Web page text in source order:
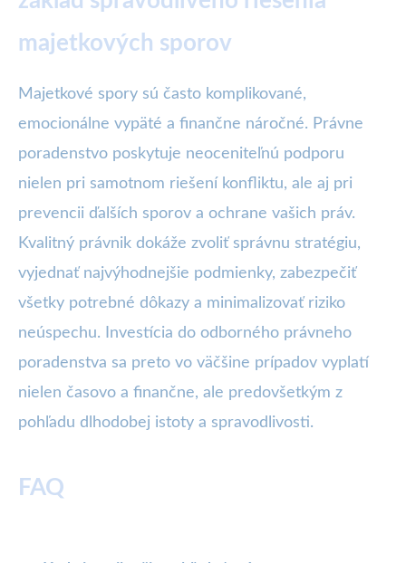
majetkových sporov
Majetkové spory sú často komplikované,
emocionálne vypäté a finančne náročné. Právne
poradenstvo poskytuje neoceniteľnú podporu
nielen pri samotnom riešení konfliktu, ale aj pri
prevencii ďalších sporov a ochrane vašich práv.
Kvalitný právnik dokáže zvoliť správnu stratégiu,
vyjednať najvýhodnejšie podmienky, zabezpečiť
všetky potrebné dôkazy a minimalizovať riziko
neúspechu. Investícia do odborného právneho
poradenstva sa preto vo väčšine prípadov vyplatí
nielen časovo a finančne, ale predovšetkým z
pohľadu dlhodobej istoty a spravodlivosti.
FAQ